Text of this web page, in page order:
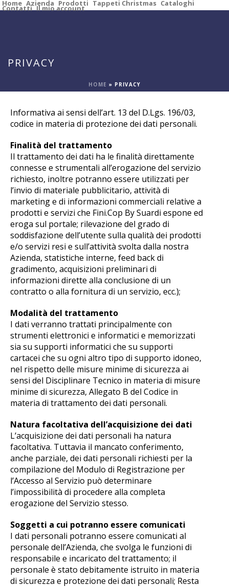
Home Azienda Prodotti Tappeti Christmas Cataloghi
Contatti Il mio account
PRIVACY
HOME » PRIVACY
Informativa ai sensi dell’art. 13 del D.Lgs. 196/03,
codice in materia di protezione dei dati personali.
Finalità del trattamento
Il trattamento dei dati ha le finalità direttamente
connesse e strumentali all’erogazione del servizio
richiesto, inoltre potranno essere utilizzati per
l’invio di materiale pubblicitario, attività di
marketing e di informazioni commerciali relative a
prodotti e servizi che Fini.Cop By Suardi espone ed
eroga sul portale; rilevazione del grado di
soddisfazione dell’utente sulla qualità dei prodotti
e/o servizi resi e sull’attività svolta dalla nostra
Azienda, statistiche interne, feed back di
gradimento, acquisizioni preliminari di
informazioni dirette alla conclusione di un
contratto o alla fornitura di un servizio, ecc.);
Modalità del trattamento
I dati verranno trattati principalmente con
strumenti elettronici e informatici e memorizzati
sia su supporti informatici che su supporti
cartacei che su ogni altro tipo di supporto idoneo,
nel rispetto delle misure minime di sicurezza ai
sensi del Disciplinare Tecnico in materia di misure
minime di sicurezza, Allegato B del Codice in
materia di trattamento dei dati personali.
Natura facoltativa dell’acquisizione dei dati
L’acquisizione dei dati personali ha natura
facoltativa. Tuttavia il mancato conferimento,
anche parziale, dei dati personali richiesti per la
compilazione del Modulo di Registrazione per
l’Accesso al Servizio può determinare
l’impossibilità di procedere alla completa
erogazione del Servizio stesso.
Soggetti a cui potranno essere comunicati
I dati personali potranno essere comunicati al
personale dell’Azienda, che svolga le funzioni di
responsabile e incaricato del trattamento; il
personale è stato debitamente istruito in materia
di sicurezza e protezione dei dati personali; Resta